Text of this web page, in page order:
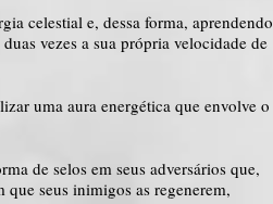
celestial e, dessa forma, aprendendo
vezes a sua própria velocidade de
uma aura energética que envolve o
de selos em seus adversários que,
que seus inimigos as regenerem,